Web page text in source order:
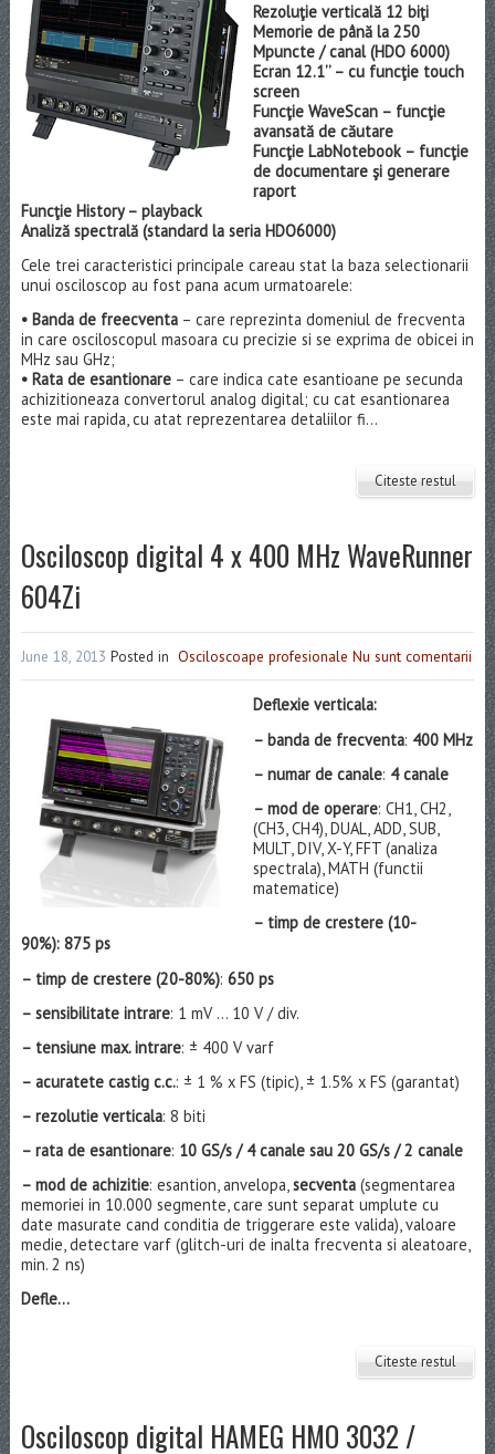
Rezoluţie verticală 12 biţi
Memorie de până la 250
Mpuncte / canal (HDO 6000)
Ecran 12.1’’ – cu funcţie touch
screen
Funcţie WaveScan – funcţie
avansată de căutare
Funcţie LabNotebook – funcţie
de documentare şi generare
raport
Funcţie History – playback
Analiză spectrală (standard la seria HDO6000)
Cele trei caracteristici principale careau stat la baza selectionarii
unui osciloscop au fost pana acum urmatoarele:
• Banda de freecventa– care reprezinta domeniul de frecventa
in care osciloscopul masoara cu precizie si se exprima de obicei in
MHz sau GHz;
• Rata de esantionare– care indica cate esantioane pe secunda
achizitioneaza convertorul analog digital; cu cat esantionarea
este mai rapida, cu atat reprezentarea detaliilor fi...
Citeste restul
Osciloscop digital 4 x 400 MHz WaveRunner
604Zi
June 18, 2013 Posted in Osciloscoape profesionale Nu sunt comentarii
Deflexie verticala:
– banda de frecventa: 400 MHz
– numar de canale: 4 canale
– mod de operare: CH1, CH2,
(CH3, CH4), DUAL, ADD, SUB,
MULT, DIV, X-Y, FFT (analiza
spectrala), MATH (functii
matematice)
– timp de crestere (10-
90%): 875 ps
– timp de crestere (20-80%): 650 ps
– sensibilitate intrare: 1 mV … 10 V / div.
– tensiune max. intrare: ± 400 V varf
– acuratete castig c.c.: ± 1 % x FS (tipic), ± 1.5% x FS (garantat)
– rezolutie verticala: 8 biti
– rata de esantionare: 10 GS/s / 4 canale sau 20 GS/s / 2 canale
– mod de achizitie: esantion, anvelopa,secventa(segmentarea
memoriei in 10.000 segmente, care sunt separat umplute cu
date masurate cand conditia de triggerare este valida), valoare
medie, detectare varf (glitch-uri de inalta frecventa si aleatoare,
min. 2 ns)
Defle...
Citeste restul
Osciloscop digital HAMEG HMO 3032 /